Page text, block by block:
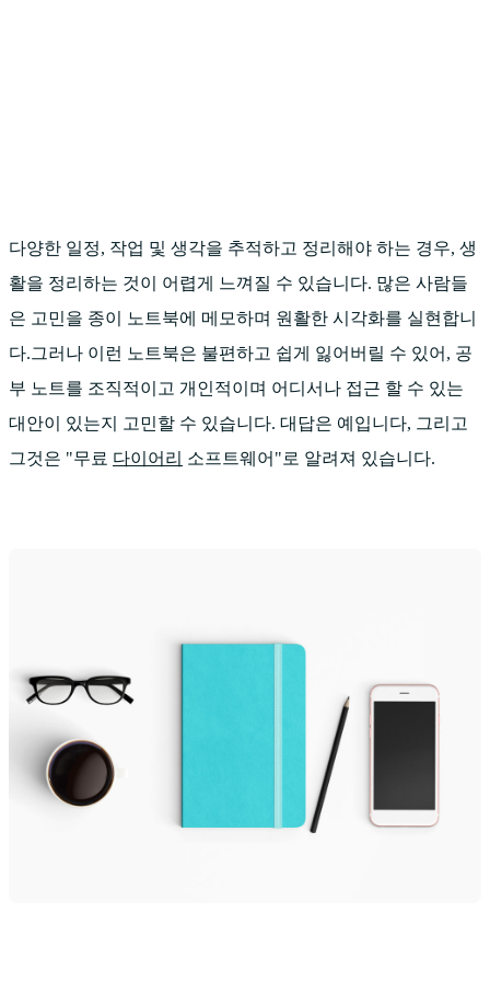
다양한 일정, 작업 및 생각을 추적하고 정리해야 하는 경우, 생
활을 정리하는 것이 어렵게 느껴질 수 있습니다. 많은 사람들
은 고민을 종이 노트북에 메모하며 원활한 시각화를 실현합니
다.그러나 이런 노트북은 불편하고 쉽게 잃어버릴 수 있어, 공
부 노트를 조직적이고 개인적이며 어디서나 접근 할 수 있는
대안이 있는지 고민할 수 있습니다. 대답은 예입니다, 그리고
그것은 "무료 다이어리 소프트웨어"로 알려져 있습니다.